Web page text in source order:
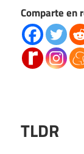
Comparte en
TLDR